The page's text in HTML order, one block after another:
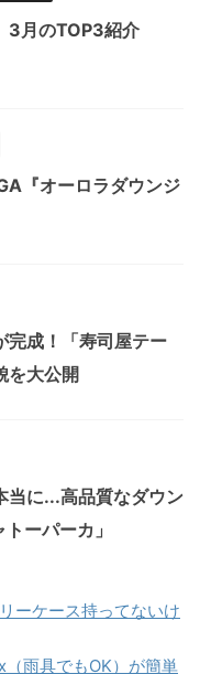
3月のTOP3紹介
『オーロラダウンジ
完成！「寿司屋テー
を大公開
当に...高品質なダウン
ーパーカ」
ーケース持ってないけ
雨具でもOK）が簡単